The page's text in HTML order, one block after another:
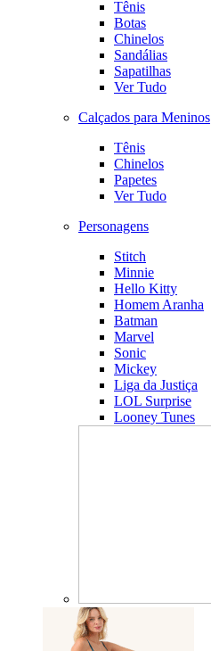
Tênis
Botas
Chinelos
Sandálias
Sapatilhas
Ver Tudo
Calçados para Meninos
Tênis
Chinelos
Papetes
Ver Tudo
Personagens
Stitch
Minnie
Hello Kitty
Homem Aranha
Batman
Marvel
Sonic
Mickey
Liga da Justiça
LOL Surprise
Looney Tunes